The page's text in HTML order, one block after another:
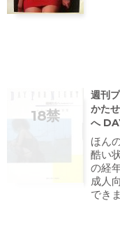
週刊
かた
へ
ほん
酷い
の経
成人
でき